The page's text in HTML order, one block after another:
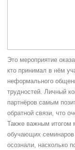
Это мероприятие
кто принимал в нём
неформального
трудностей. Личный
партнёров самым
обратной связи, что
Также важным итогом
обучающих семинаров
осознали, насколько